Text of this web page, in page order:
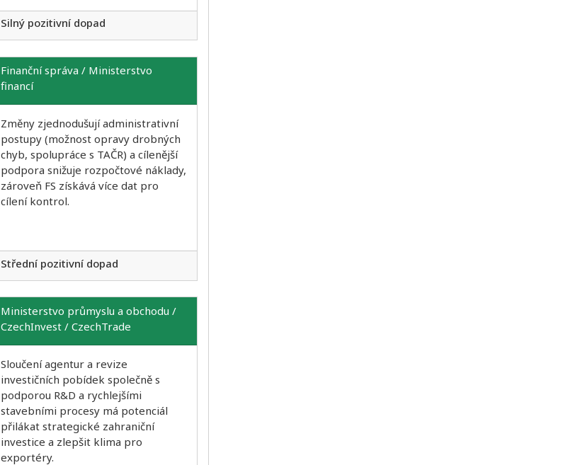
Silný pozitivní dopad
Finanční správa / Ministerstvo
financí
Změny zjednodušují administrativní
postupy (možnost opravy drobných
chyb, spolupráce s TAČR) a cílenější
podpora snižuje rozpočtové náklady,
zároveň FS získává více dat pro
cílení kontrol.
Střední pozitivní dopad
Ministerstvo průmyslu a obchodu /
CzechInvest / CzechTrade
Sloučení agentur a revize
investičních pobídek společně s
podporou R&D a rychlejšími
stavebními procesy má potenciál
přilákat strategické zahraniční
investice a zlepšit klima pro
exportéry.